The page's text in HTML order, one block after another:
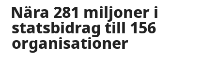
Nära 281 miljoner i
statsbidrag till 156
organisationer